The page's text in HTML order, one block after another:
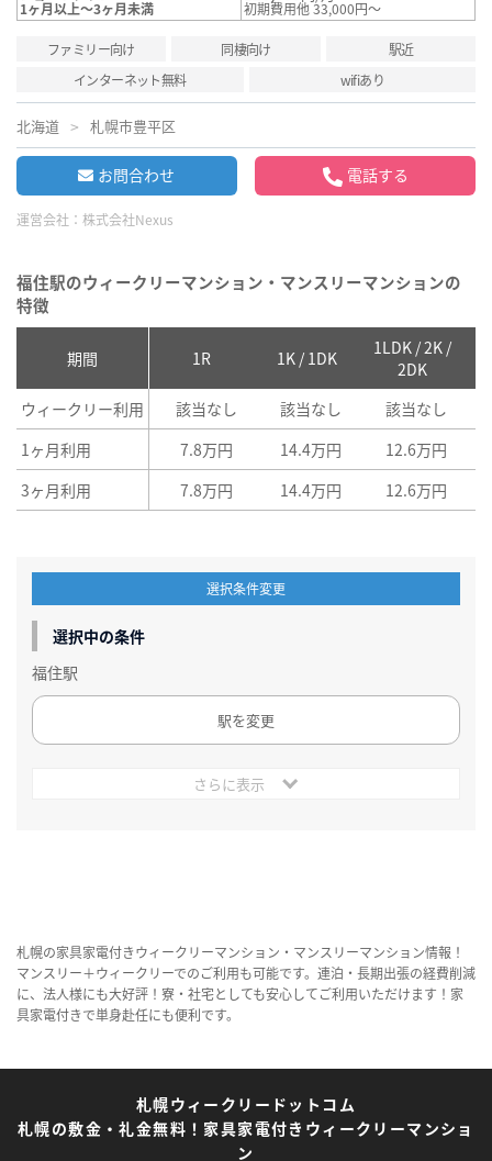
1ヶ月以上～3ヶ月未満 初期費用他 33,000円～
ファミリー向け 同棲向け
駅近
インターネット無料
wifiあり
北海道 札幌市豊平区
お問合わせ 電話する
運営会社： 株式会社Nexus
福住駅のウィークリーマンション・マンスリーマンションの
特徴
期間 1R 1K / 1DK
1LDK / 2K /
2DK
ウィークリー利用 該当なし 該当なし 該当なし
1ヶ月利用
7.8万円 14.4万円 12.6万円
3ヶ月利用
7.8万円 14.4万円 12.6万円
選択条件変更
選択中の条件
福住駅
駅を変更
さらに表示
札幌の家具家電付きウィークリーマンション・マンスリーマンション情報！
マンスリー＋ウィークリーでのご利用も可能です。連泊・長期出張の経費削減
に、法人様にも大好評！寮・社宅としても安心してご利用いただけます！家
具家電付きで単身赴任にも便利です。
札幌ウィークリードットコム
札幌の敷金・礼金無料！家具家電付きウィークリーマンショ
ン